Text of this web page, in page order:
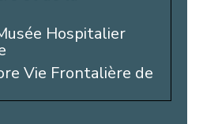
Hospitalier
Vie Frontalière de